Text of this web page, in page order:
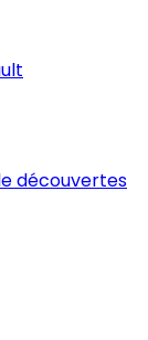
découvertes